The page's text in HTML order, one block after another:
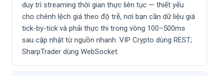
duy trì streaming thời gian thực liên tục — thiết yếu
cho chênh lệch giá theo độ trễ, nơi bạn cần dữ liệu giá
tick-by-tick và phải thực thi trong vòng 100–500ms
sau cập nhật từ nguồn nhanh. VIP Crypto dùng REST;
SharpTrader dùng WebSocket.